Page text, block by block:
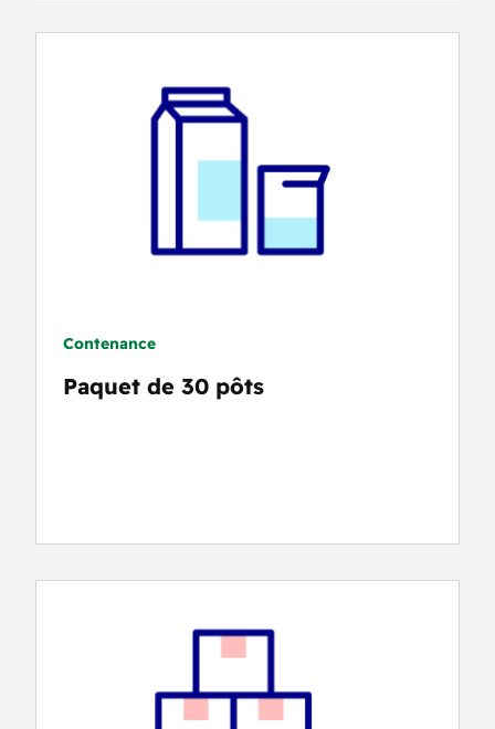
Contenance
Paquet de 30 pôts